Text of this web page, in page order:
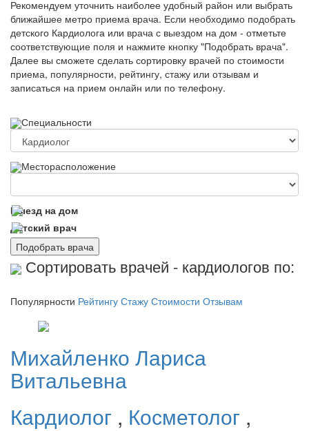
Рекомендуем уточнить наиболее удобный район или выбрать
ближайшее метро приема врача. Если необходимо подобрать
детского Кардиолога или врача с выездом на дом - отметьте
соответствующие поля и нажмите кнопку "Подобрать врача".
Далее вы сможете сделать сортировку врачей по стоимости
приема, популярности, рейтингу, стажу или отзывам и
записаться на прием онлайн или по телефону.
Специальности
Месторасположение
Выезд на дом
Детский врач
Подобрать врача
Сортировать врачей - кардиологов по:
Популярности Рейтингу Стажу Стоимости Отзывам
Михайленко Лариса
Витальевна
Кардиолог , Косметолог ,